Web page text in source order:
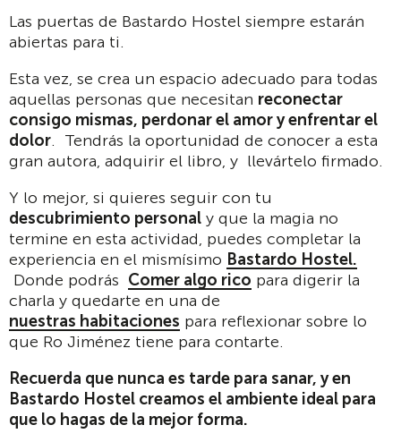
Las puertas de Bastardo Hostel siempre estarán
abiertas para ti.
Esta vez, se crea un espacio adecuado para todas
aquellas personas que necesitan reconectar
consigo mismas, perdonar el amor y enfrentar el
dolor. Tendrás la oportunidad de conocer a esta
gran autora, adquirir el libro, y llevártelo firmado.
Y lo mejor, si quieres seguir con tu
descubrimiento personal y que la magia no
termine en esta actividad, puedes completar la
experiencia en el mismísimo Bastardo Hostel.
Donde podrás Comer algo rico para digerir la
charla y quedarte en una de
nuestras habitaciones para reflexionar sobre lo
que Ro Jiménez tiene para contarte.
Recuerda que nunca es tarde para sanar, y en
Bastardo Hostel creamos el ambiente ideal para
que lo hagas de la mejor forma.